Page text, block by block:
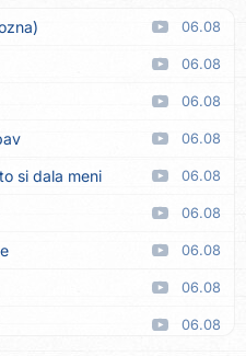
06.08
06.08
06.08
06.08
si dala meni 06.08
06.08
06.08
06.08
06.08